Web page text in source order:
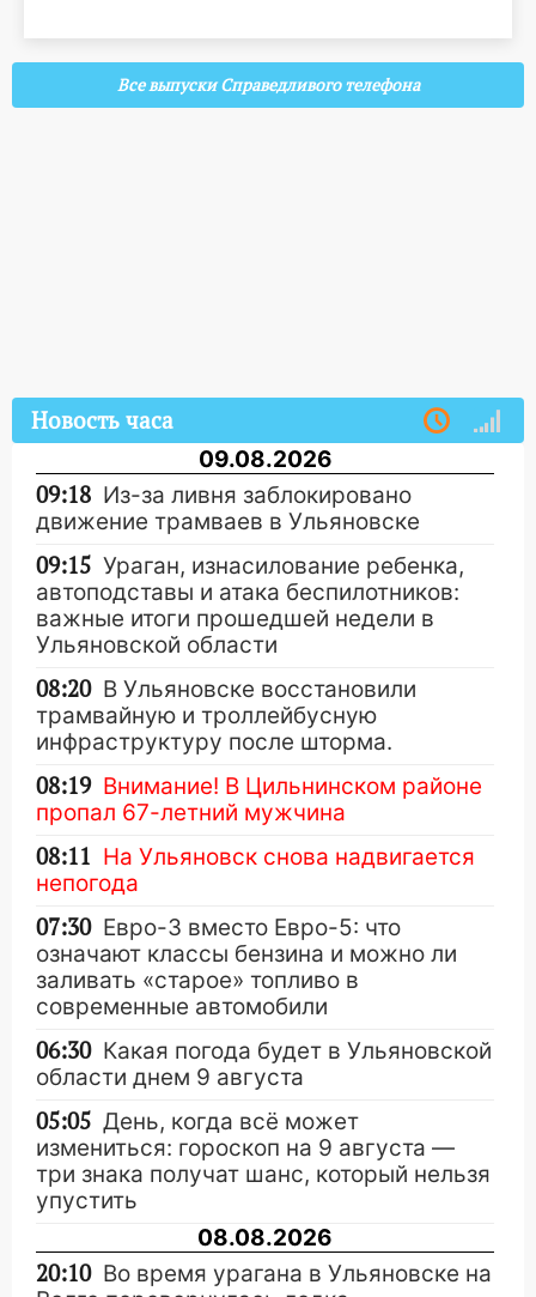
Все выпуски Справедливого телефона
Новость часа
09.08.2026
09:18 Из-за ливня заблокировано
движение трамваев в Ульяновске
09:15 Ураган, изнасилование ребенка,
автоподставы и атака беспилотников:
важные итоги прошедшей недели в
Ульяновской области
08:20 В Ульяновске восстановили
трамвайную и троллейбусную
инфраструктуру после шторма.
08:19 Внимание! В Цильнинском районе
пропал 67-летний мужчина
08:11 На Ульяновск снова надвигается
непогода
07:30 Евро-3 вместо Евро-5: что
означают классы бензина и можно ли
заливать «старое» топливо в
современные автомобили
06:30 Какая погода будет в Ульяновской
области днем 9 августа
05:05 День, когда всё может
измениться: гороскоп на 9 августа —
три знака получат шанс, который нельзя
упустить
08.08.2026
20:10 Во время урагана в Ульяновске на